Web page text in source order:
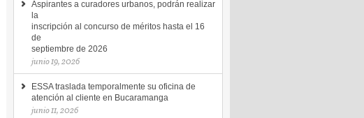
Aspirantes a curadores urbanos, podrán realizar
la
inscripción al concurso de méritos hasta el 16
de
septiembre de 2026
junio 19, 2026
ESSA traslada temporalmente su oficina de
atención al cliente en Bucaramanga
junio 11, 2026